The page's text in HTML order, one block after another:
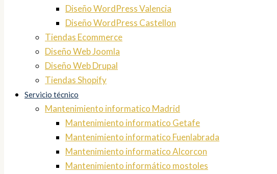
Diseño WordPress Valencia
Diseño WordPress Castellon
Tiendas Ecommerce
Diseño Web Joomla
Diseño Web Drupal
Tiendas Shopify
Servicio técnico
Mantenimiento informatico Madrid
Mantenimiento informatico Getafe
Mantenimiento informatico Fuenlabrada
Mantenimiento informatico Alcorcon
Mantenimiento informático mostoles